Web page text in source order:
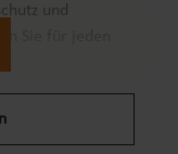
und
Sie für jeden
eine individuelle